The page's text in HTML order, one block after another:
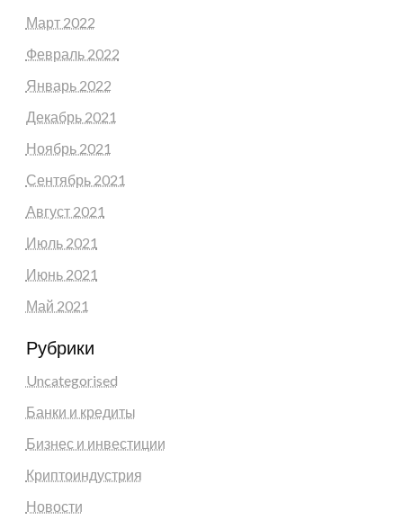
Март 2022
Февраль 2022
Январь 2022
Декабрь 2021
Ноябрь 2021
Сентябрь 2021
Август 2021
Июль 2021
Июнь 2021
Май 2021
Рубрики
Uncategorised
Банки и кредиты
Бизнес и инвестиции
Криптоиндустрия
Новости